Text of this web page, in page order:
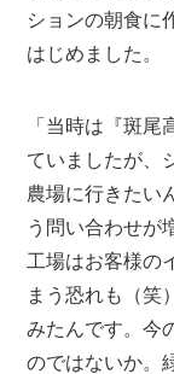
ションの朝食に
はじめました。
「当時は『斑
ていましたが、
農場に行きたい
う問い合わせが
工場はお客様の
まう恐れも（笑
みたんです。今
のではないか。